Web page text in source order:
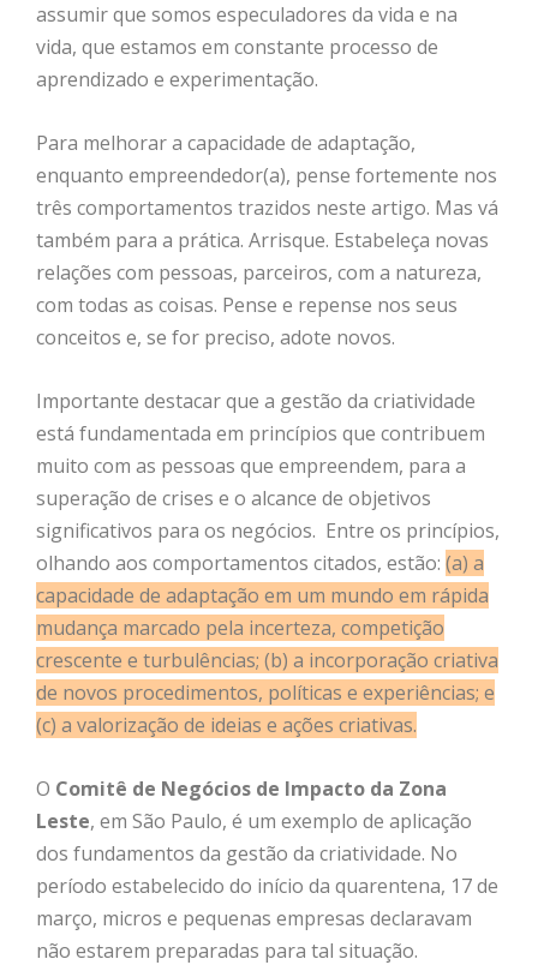
assumir que somos especuladores da vida e na
vida, que estamos em constante processo de
aprendizado e experimentação.
Para melhorar a capacidade de adaptação,
enquanto empreendedor(a), pense fortemente nos
três comportamentos trazidos neste artigo. Mas vá
também para a prática. Arrisque. Estabeleça novas
relações com pessoas, parceiros, com a natureza,
com todas as coisas. Pense e repense nos seus
conceitos e, se for preciso, adote novos.
Importante destacar que a gestão da criatividade
está fundamentada em princípios que contribuem
muito com as pessoas que empreendem, para a
superação de crises e o alcance de objetivos
significativos para os negócios. Entre os princípios,
olhando aos comportamentos citados, estão: (a) a
capacidade de adaptação em um mundo em rápida
mudança marcado pela incerteza, competição
crescente e turbulências; (b) a incorporação criativa
de novos procedimentos, políticas e experiências; e
(c) a valorização de ideias e ações criativas.
O Comitê de Negócios de Impacto da Zona
Leste, em São Paulo, é um exemplo de aplicação
dos fundamentos da gestão da criatividade. No
período estabelecido do início da quarentena, 17 de
março, micros e pequenas empresas declaravam
não estarem preparadas para tal situação.